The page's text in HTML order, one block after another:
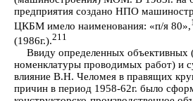
предприятия создано НПО
ЦКБМ имело наименования: «п/я 80»,
(1986г.).211
Ввиду определенных объективных
номенклатуры проводимых работ) и
влияние В.Н. Челомея в правящих
причин в период 1958-62г. было